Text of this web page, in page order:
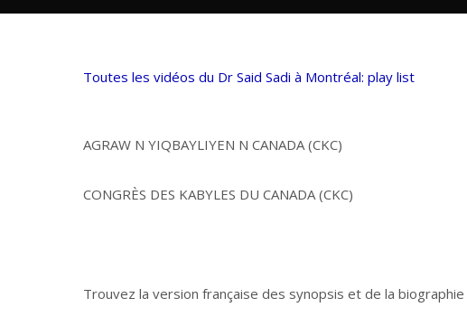
Toutes les vidéos du Dr Said Sadi à Montréal: play list
AGRAW N YIQBAYLIYEN N CANADA (CKC)
CONGRÈS DES KABYLES DU CANADA (CKC)
Trouvez la version française des synopsis et de la